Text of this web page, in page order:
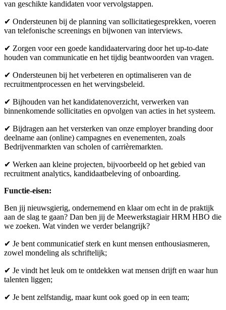
van geschikte kandidaten voor vervolgstappen.
✔ Ondersteunen bij de planning van sollicitatiegesprekken, voeren
van telefonische screenings en bijwonen van interviews.
✔ Zorgen voor een goede kandidaatervaring door het up-to-date
houden van communicatie en het tijdig beantwoorden van vragen.
✔ Ondersteunen bij het verbeteren en optimaliseren van de
recruitmentprocessen en het wervingsbeleid.
✔ Bijhouden van het kandidatenoverzicht, verwerken van
binnenkomende sollicitaties en opvolgen van acties in het systeem.
✔ Bijdragen aan het versterken van onze employer branding door
deelname aan (online) campagnes en evenementen, zoals
Bedrijvenmarkten van scholen of carrièremarkten.
✔ Werken aan kleine projecten, bijvoorbeeld op het gebied van
recruitment analytics, kandidaatbeleving of onboarding.
Functie-eisen:
Ben jij nieuwsgierig, ondernemend en klaar om echt in de praktijk
aan de slag te gaan? Dan ben jij de Meewerkstagiair HRM HBO die
we zoeken. Wat vinden we verder belangrijk?
✔ Je bent communicatief sterk en kunt mensen enthousiasmeren,
zowel mondeling als schriftelijk;
✔ Je vindt het leuk om te ontdekken wat mensen drijft en waar hun
talenten liggen;
✔ Je bent zelfstandig, maar kunt ook goed op in een team;